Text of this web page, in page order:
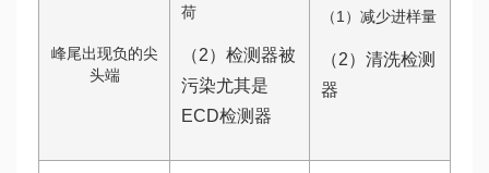
峰尾出现负的尖
头端
荷
（2）检测器被
污染尤其是
ECD检测器
（1）减少进样量
（2）清洗检测
器